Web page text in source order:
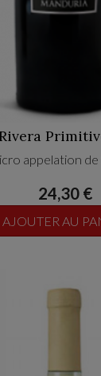
appelation de
24,30 €
AJOUTER AU